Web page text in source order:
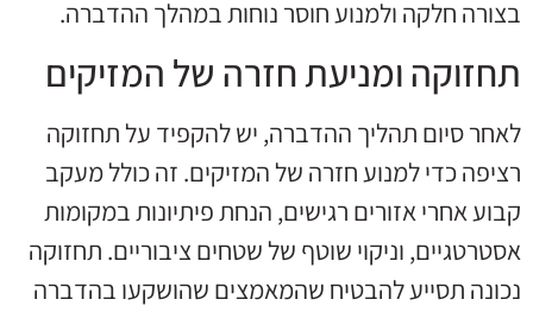
בצורה חלקה ולמנוע חוסר נוחות במהלך ההדברה.
תחזוקה ומניעת חזרה של המזיקים
לאחר סיום תהליך ההדברה, יש להקפיד על תחזוקה
רציפה כדי למנוע חזרה של המזיקים. זה כולל מעקב
קבוע אחרי אזורים רגישים, הנחת פיתיונות במקומות
אסטרטגיים, וניקוי שוטף של שטחים ציבוריים. תחזוקה
נכונה תסייע להבטיח שהמאמצים שהושקעו בהדברה